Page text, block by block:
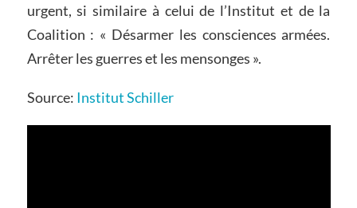
urgent, si similaire à celui de l’Institut et de la
Coalition : « Désarmer les consciences armées.
Arrêter les guerres et les mensonges ».
Source: Institut Schiller